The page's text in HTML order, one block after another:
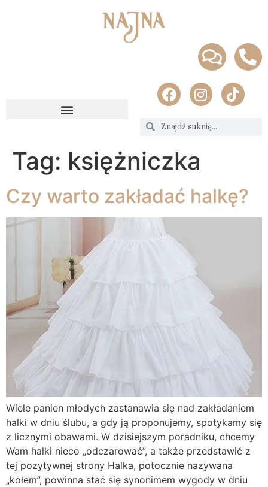
Tag: księżniczka
Czy warto zakładać halkę?
Wiele panien młodych zastanawia się nad zakładaniem
halki w dniu ślubu, a gdy ją proponujemy, spotykamy się
z licznymi obawami. W dzisiejszym poradniku, chcemy
Wam halki nieco „odczarować”, a także przedstawić z
tej pozytywnej strony Halka, potocznie nazywana
„kołem”, powinna stać się synonimem wygody w dniu